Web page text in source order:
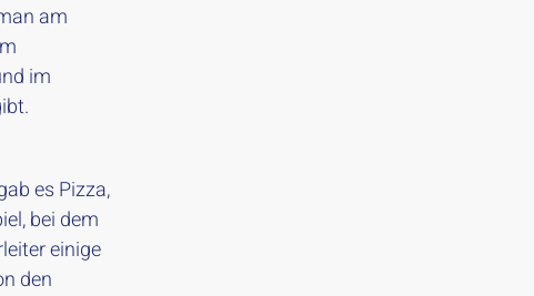
am
im
es Pizza,
bei dem
einige
den